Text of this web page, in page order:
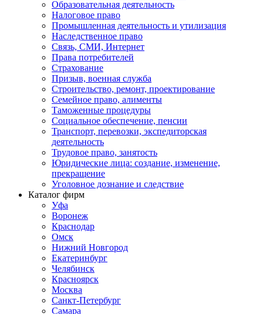
Образовательная деятельность
Налоговое право
Промышленная деятельность и утилизация
Наследственное право
Связь, СМИ, Интернет
Права потребителей
Страхование
Призыв, военная служба
Строительство, ремонт, проектирование
Семейное право, алименты
Таможенные процедуры
Социальное обеспечение, пенсии
Транспорт, перевозки, экспедиторская
деятельность
Трудовое право, занятость
Юридические лица: создание, изменение,
прекращение
Уголовное дознание и следствие
Каталог фирм
Уфа
Воронеж
Краснодар
Омск
Нижний Новгород
Екатеринбург
Челябинск
Красноярск
Москва
Санкт-Петербург
Самара